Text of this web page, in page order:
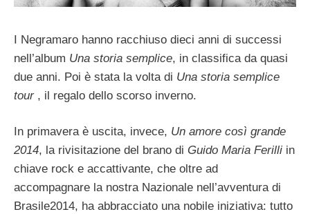
I Negramaro hanno racchiuso dieci anni di successi
nell’album Una storia semplice, in classifica da quasi
due anni. Poi è stata la volta di Una storia semplice
tour, il regalo dello scorso inverno.
In primavera è uscita, invece, Un amore così grande
2014, la rivisitazione del brano di Guido Maria Ferilli in
chiave rock e accattivante, che oltre ad
accompagnare la nostra Nazionale nell’avventura di
Brasile2014, ha abbracciato una nobile iniziativa: tutto